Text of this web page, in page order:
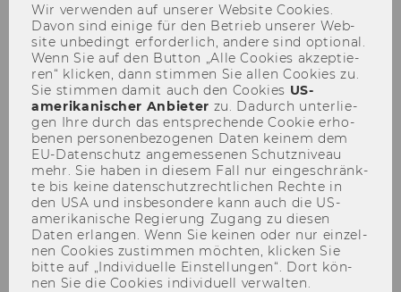
Wir ver­wen­den auf un­se­rer Web­site Coo­kies.
Davon sind ei­ni­ge für den Be­trieb un­se­rer Web­
site un­be­dingt er­for­der­lich, an­de­re sind op­tio­nal.
Wenn Sie auf den But­ton „Alle Coo­kies ak­zep­tie­
ren“ kli­cken, dann stim­men Sie allen Coo­kies zu.
Sie stim­men damit auch den Coo­kies US-​
amerikanischer An­bie­ter zu. Da­durch un­ter­lie­
gen Ihre durch das ent­spre­chen­de Coo­kie er­ho­
be­nen per­so­nen­be­zo­ge­nen Daten kei­nem dem
EU-​Datenschutz an­ge­mes­se­nen Schutz­ni­veau
mehr. Sie haben in die­sem Fall nur ein­ge­schränk­
te bis keine da­ten­schutz­recht­li­chen Rech­te in
den USA und ins­be­son­de­re kann auch die US-​
amerikanische Re­gie­rung Zu­gang zu die­sen
Daten er­lan­gen. Wenn Sie kei­nen oder nur ein­zel­
nen Coo­kies zu­stim­men möch­ten, kli­cken Sie
bitte auf „In­di­vi­du­el­le Ein­stel­lun­gen“. Dort kön­
nen Sie die Coo­kies in­di­vi­du­ell ver­wal­ten.